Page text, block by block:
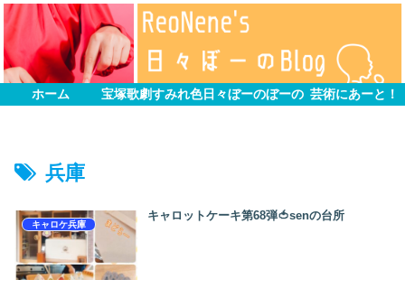
ホーム 宝塚歌劇すみれ色日々ぼーのぼーの 芸術にあーと！
兵庫
キャロケ兵庫
キャロットケーキ第68弾🍅senの台所